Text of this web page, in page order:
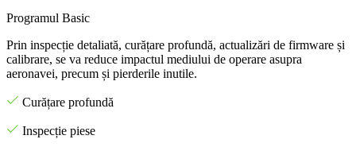
Programul Basic
Prin inspecție detaliată, curățare profundă, actualizări de firmware și
calibrare, se va reduce impactul mediului de operare asupra
aeronavei, precum și pierderile inutile.
Curățare profundă
Inspecție piese